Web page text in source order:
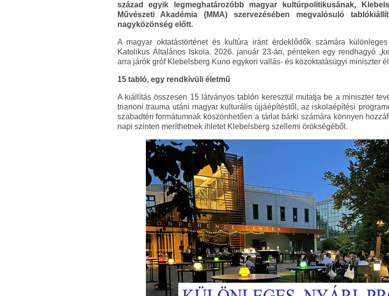
század egyik legmeghatározóbb magyar kultúrpolitikusának,
Művészeti Akadémia (MMA) szervezésében megvalósuló
nagyközönség előtt.
A magyar oktatástörténet és kultúra iránt érdeklődők számára
Katolikus Általános Iskola. 2026. január 23-án, pénteken egy rendhagyó
arra járók gróf Klebelsberg Kuno egykori vallás- és közoktatásügyi miniszter
15 tabló, egy rendkívüli életmű
A kiállítás összesen 15 látványos tablón keresztül mutatja be a miniszter
trianoni trauma utáni magyar kulturális újjáépítéstől, az iskolaépítési
szabadtéri formátumnak köszönhetően a tárlat bárki számára könnyen
napi szinten meríthetnek ihletet Klebelsberg szellemi örökségéből.